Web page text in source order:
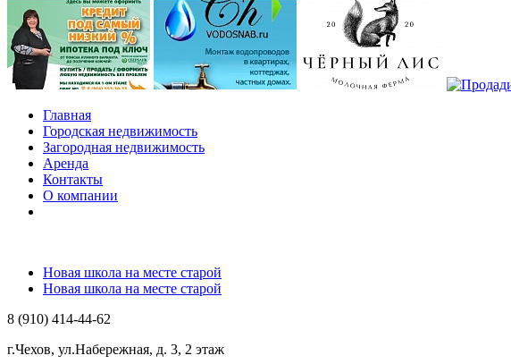
Главная
Городская недвижимость
Загородная недвижимость
Аренда
Контакты
О компании
Новая школа на месте старой
Новая школа на месте старой
8 (910) 414-44-62
г.Чехов, ул.Набережная, д. 3, 2 этаж